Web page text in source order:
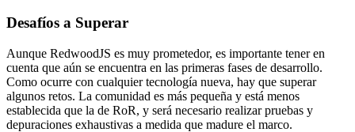
Desafíos a Superar
Aunque RedwoodJS es muy prometedor, es importante tener en
cuenta que aún se encuentra en las primeras fases de desarrollo.
Como ocurre con cualquier tecnología nueva, hay que superar
algunos retos. La comunidad es más pequeña y está menos
establecida que la de RoR, y será necesario realizar pruebas y
depuraciones exhaustivas a medida que madure el marco.